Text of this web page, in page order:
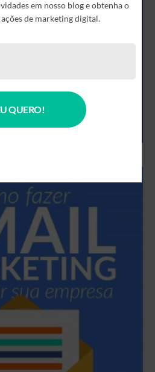
em nosso blog e obtenha o
de marketing digital.
QUERO!